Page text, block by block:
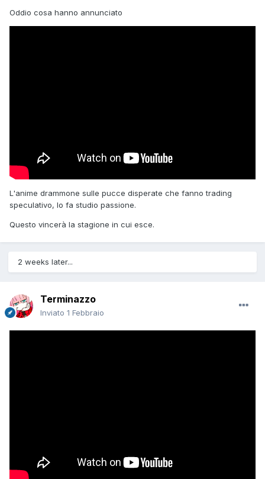
Oddio cosa hanno annunciato
L'anime drammone sulle pucce disperate che fanno trading
speculativo, lo fa studio passione.
Questo vincerà la stagione in cui esce.
2 weeks later...
Terminazzo
Inviato 1 Febbraio